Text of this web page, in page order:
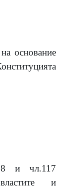
основание
и чл.117
и